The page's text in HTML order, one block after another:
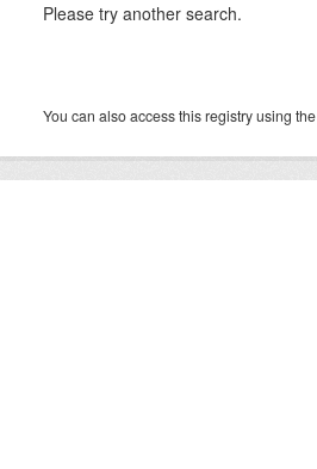
Please try another search.
You can also access this registry using the